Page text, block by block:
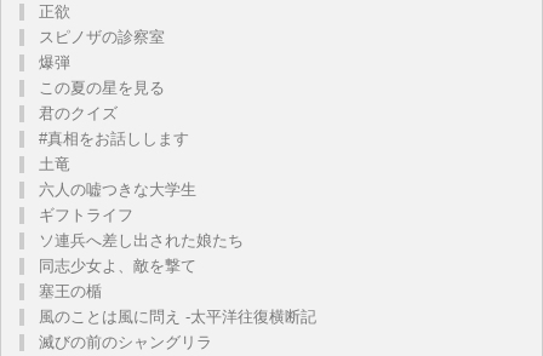
正欲
スピノザの診察室
爆弾
この夏の星を見る
君のクイズ
#真相をお話しします
土竜
六人の嘘つきな大学生
ギフトライフ
ソ連兵へ差し出された娘たち
同志少女よ、敵を撃て
塞王の楯
風のことは風に問え -太平洋往復横断記
滅びの前のシャングリラ